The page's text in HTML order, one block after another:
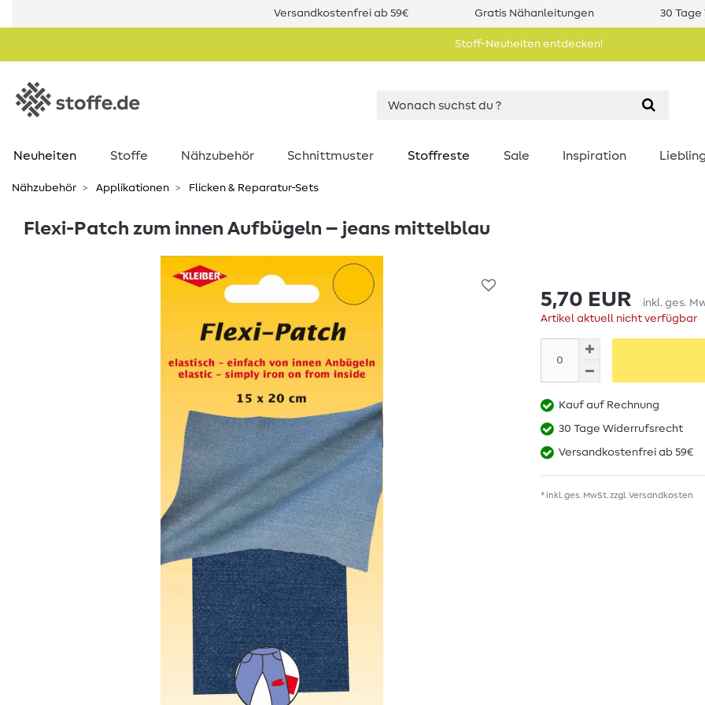
Versandkostenfrei ab 59€ Gratis Nähanleitungen 30
Stoff-Neuheiten entdecken!
Neuheiten Stoffe Nähzubehör Schnittmuster Stoffreste Sale Inspiration
Nähzubehör Applikationen Flicken & Reparatur-Sets
Flexi-Patch zum innen Aufbügeln – jeans mittelblau
5,70 EUR inkl. ges.
Artikel aktuell nicht verfügbar
Kauf auf Rechnung
30 Tage Widerrufsrecht
Versandkostenfrei ab 59€
* inkl. ges. MwSt. zzgl. Versandkosten